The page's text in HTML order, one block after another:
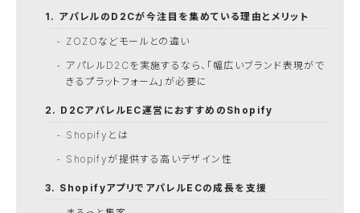
アパレルのD2Cが今注目を集めている理由とメリット
ZOZOなどモールとの違い
アパレルD2Cを実施するなら、「幅広いブランド表現がで
きるプラットフォーム」が必要に
D2CアパレルEC運営におすすめのShopify
Shopifyとは
Shopifyが提供する高いデザイン性
ShopifyアプリでアパレルECの成長を支援